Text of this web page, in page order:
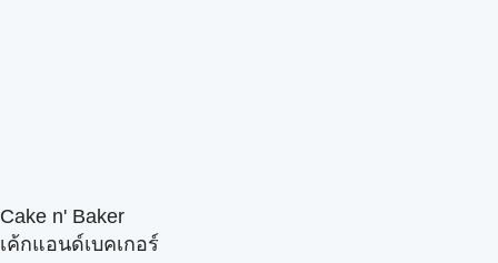
Cake n' Baker
เค้กแอนด์เบคเกอร์